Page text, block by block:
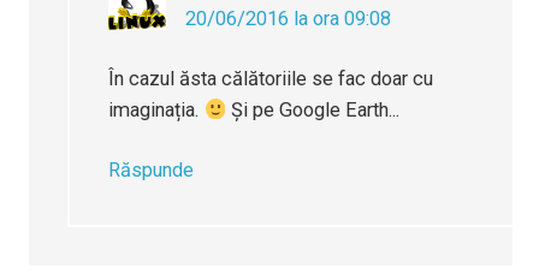
20/06/2016 la ora 09:08
În cazul ăsta călătoriile se fac doar cu
imaginația.
Și pe Google Earth...
Răspunde